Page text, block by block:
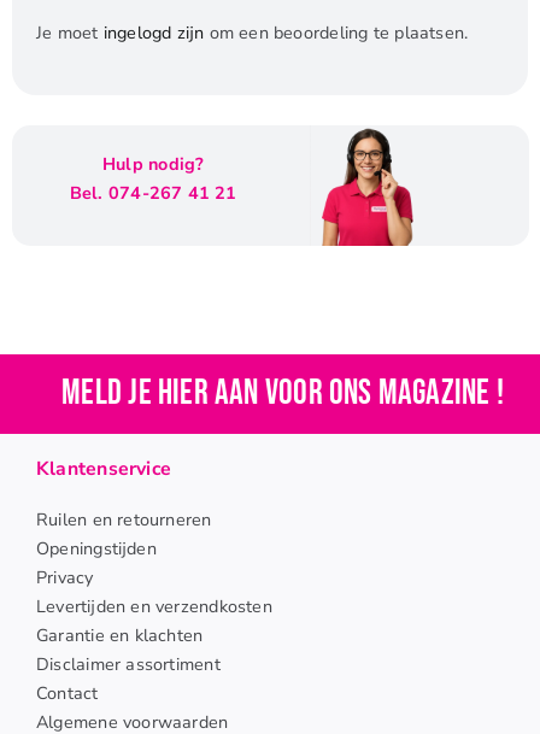
Je moet ingelogd zijn om een beoordeling te plaatsen.
Hulp nodig?
Bel. 074-267 41 21
Meld je hier aan voor ons magazine !
Klantenservice
Ruilen en retourneren
Openingstijden
Privacy
Levertijden en verzendkosten
Garantie en klachten
Disclaimer assortiment
Contact
Algemene voorwaarden